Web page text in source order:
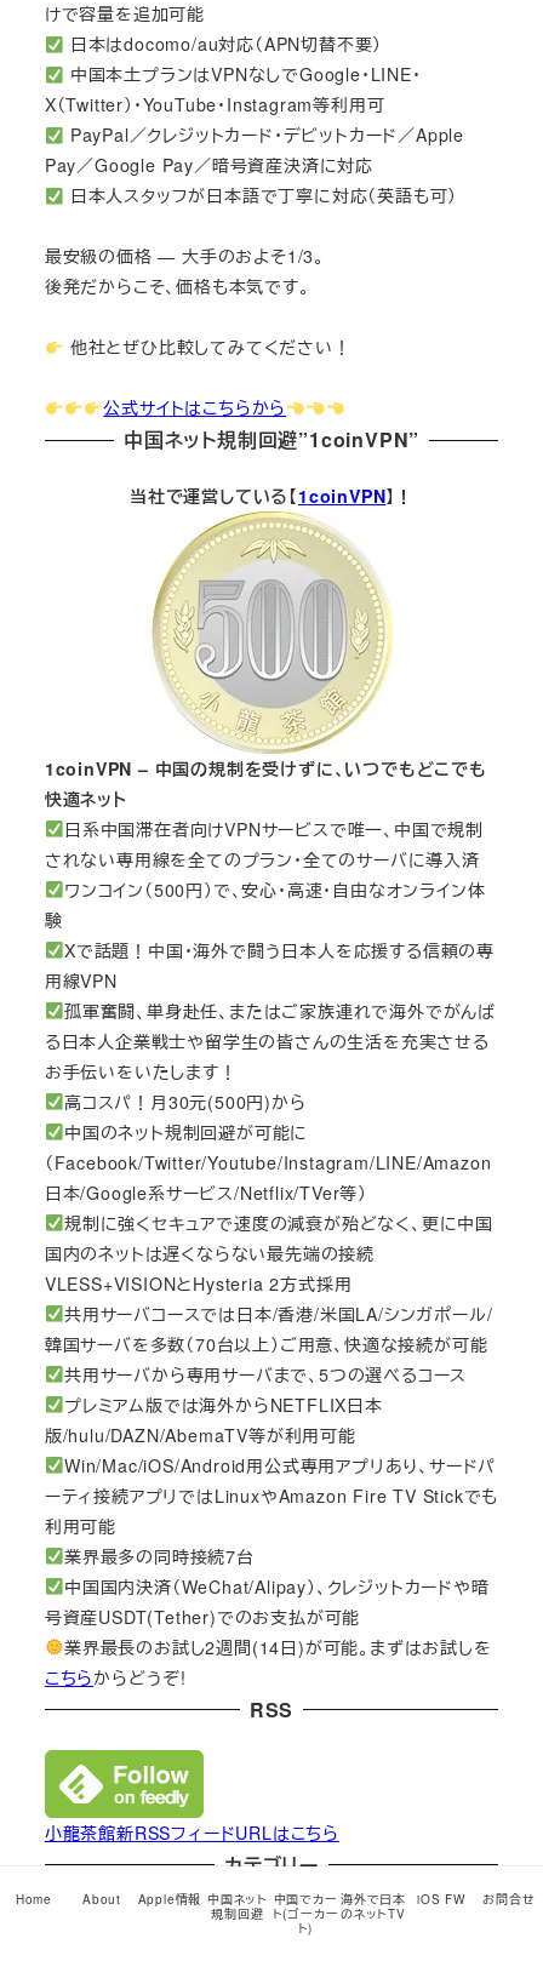
けで容量を追加可能
日本はdocomo/au対応（APN切替不要）
中国本土プランはVPNなしでGoogle・LINE・
X（Twitter）・YouTube・Instagram等利用可
PayPal／クレジットカード・デビットカード／Apple
Pay／Google Pay／暗号資産決済に対応
日本人スタッフが日本語で丁寧に対応（英語も可）
最安級の価格 — 大手のおよそ1/3。
後発だからこそ、価格も本気です。
他社とぜひ比較してみてください！
公式サイトはこちらから
中国ネット規制回避”1coinVPN”
当社で運営している【1coinVPN】！
1coinVPN – 中国の規制を受けずに、いつでもどこでも
快適ネット
日系中国滞在者向けVPNサービスで唯一、中国で規制
されない専用線を全てのプラン・全てのサーバに導入済
ワンコイン（500円）で、安心・高速・自由なオンライン体
験
Xで話題！中国・海外で闘う日本人を応援する信頼の専
用線VPN
孤軍奮闘、単身赴任、またはご家族連れで海外でがんば
る日本人企業戦士や留学生の皆さんの生活を充実させる
お手伝いをいたします！
高コスパ！月30元(500円)から
中国のネット規制回避が可能に
（Facebook/Twitter/Youtube/Instagram/LINE/Amazon
日本/Google系サービス/Netflix/TVer等）
規制に強くセキュアで速度の減衰が殆どなく、更に中国
国内のネットは遅くならない最先端の接続
VLESS+VISIONとHysteria 2方式採用
共用サーバコースでは日本/香港/米国LA/シンガポール/
韓国サーバを多数（70台以上）ご用意、快適な接続が可能
共用サーバから専用サーバまで、5つの選べるコース
プレミアム版では海外からNETFLIX日本
版/hulu/DAZN/AbemaTV等が利用可能
Win/Mac/iOS/Android用公式専用アプリあり、サードパ
ーティ接続アプリではLinuxやAmazon Fire TV Stickでも
利用可能
業界最多の同時接続7台
中国国内決済（WeChat/Alipay）、クレジットカードや暗
号資産USDT(Tether)でのお支払が可能
業界最長のお試し2週間(14日)が可能。まずはお試しを
こちらからどうぞ!
RSS
小龍茶館新RSSフィードURLはこちら
カテゴリー
Home About Apple情報 中国ネット
規制回避
中国でカー
ト(ゴーカー
ト)
海外で日本
のネットTV
iOS FW お問合せ